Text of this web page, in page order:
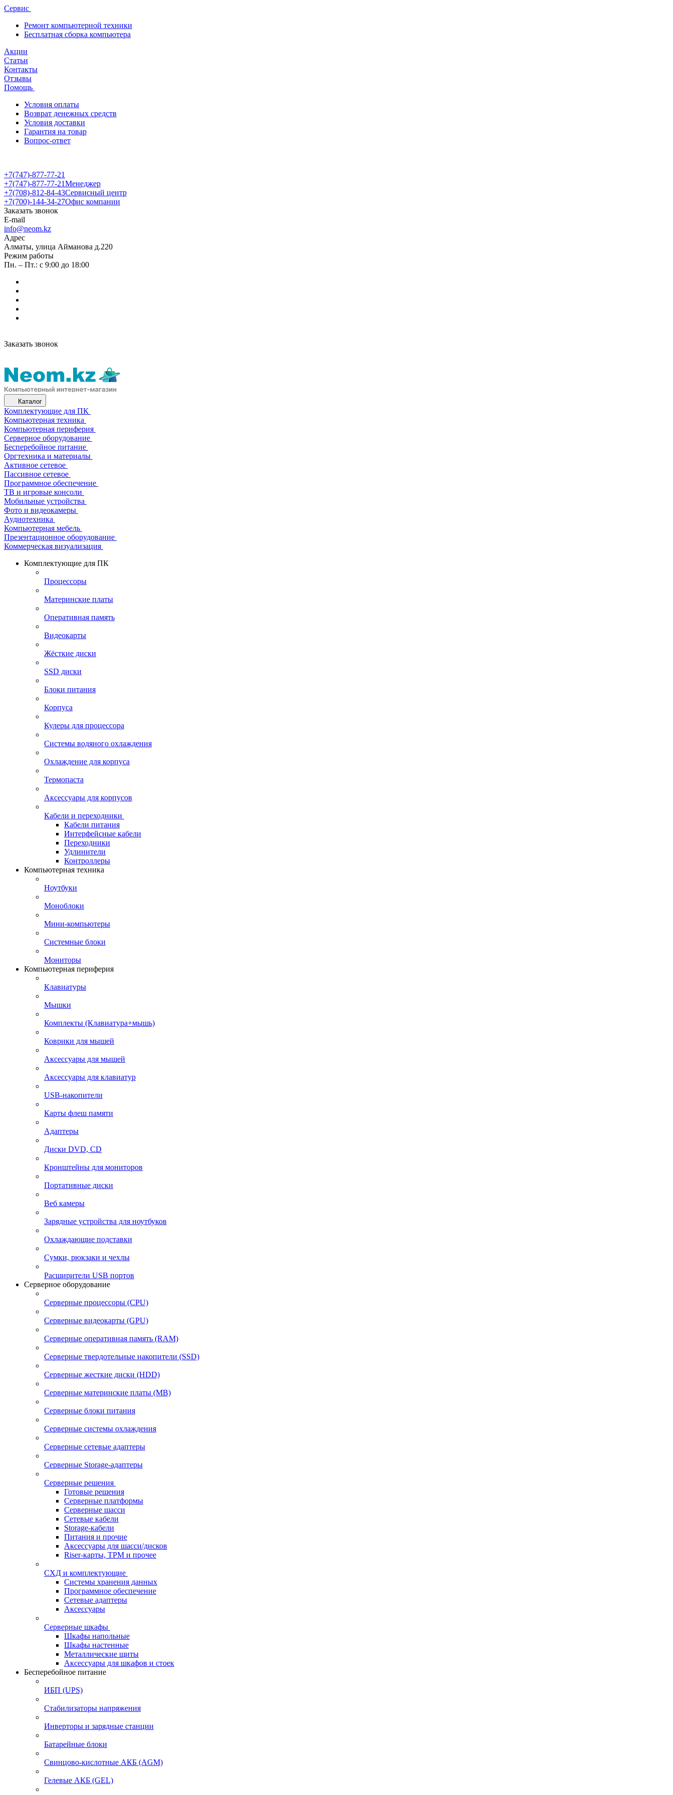
Сервис
Ремонт компьютерной техники
Бесплатная сборка компьютера
Акции
Статьи
Контакты
Отзывы
Помощь
Условия оплаты
Возврат денежных средств
Условия доставки
Гарантия на товар
Вопрос-ответ
+7(747)-877-77-21
+7(747)-877-77-21Менеджер
+7(708)-812-84-43Сервисный центр
+7(700)-144-34-27Офис компании
Заказать звонок
E-mail
info@neom.kz
Адрес
Алматы, улица Айманова д.220
Режим работы
Пн. – Пт.: с 9:00 до 18:00
Заказать звонок
Каталог
Комплектующие для ПК
Компьютерная техника
Компьютерная периферия
Серверное оборудование
Бесперебойное питание
Оргтехника и материалы
Активное сетевое
Пассивное сетевое
Программное обеспечение
ТВ и игровые консоли
Мобильные устройства
Фото и видеокамеры
Аудиотехника
Компьютерная мебель
Презентационное оборудование
Коммерческая визуализация
Комплектующие для ПК
Процессоры
Материнские платы
Оперативная память
Видеокарты
Жёсткие диски
SSD диски
Блоки питания
Корпуса
Кулеры для процессора
Системы водяного охлаждения
Охлаждение для корпуса
Термопаста
Аксессуары для корпусов
Кабели и переходники
Кабели питания
Интерфейсные кабели
Переходники
Удлинители
Контроллеры
Компьютерная техника
Ноутбуки
Моноблоки
Мини-компьютеры
Системные блоки
Мониторы
Компьютерная периферия
Клавиатуры
Мышки
Комплекты (Клавиатура+мышь)
Коврики для мышей
Аксессуары для мышей
Аксессуары для клавиатур
USB-накопители
Карты флеш памяти
Адаптеры
Диски DVD, CD
Кронштейны для мониторов
Портативные диски
Веб камеры
Зарядные устройства для ноутбуков
Охлаждающие подставки
Сумки, рюкзаки и чехлы
Расширители USB портов
Серверное оборудование
Серверные процессоры (CPU)
Серверные видеокарты (GPU)
Серверные оперативная память (RAM)
Серверные твердотельные накопители (SSD)
Серверные жесткие диски (HDD)
Серверные материнские платы (MB)
Серверные блоки питания
Серверные системы охлаждения
Серверные сетевые адаптеры
Серверные Storage-адаптеры
Серверные решения
Готовые решения
Серверные платформы
Серверные шасси
Сетевые кабели
Storage-кабели
Питания и прочие
Аксессуары для шасси/дисков
Riser-карты, TPM и прочее
СХД и комплектующие
Системы хранения данных
Программное обеспечение
Сетевые адаптеры
Аксессуары
Серверные шкафы
Шкафы напольные
Шкафы настенные
Металлические щиты
Аксессуары для шкафов и стоек
Бесперебойное питание
ИБП (UPS)
Стабилизаторы напряжения
Инверторы и зарядные станции
Батарейные блоки
Свинцово-кислотные АКБ (AGM)
Гелевые АКБ (GEL)